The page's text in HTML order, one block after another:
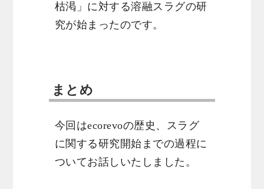
枯渇」に対する溶融スラグの研
究が始まったのです。
まとめ
今回はecorevoの歴史、スラグ
に関する研究開始までの過程に
ついてお話しいたしました。